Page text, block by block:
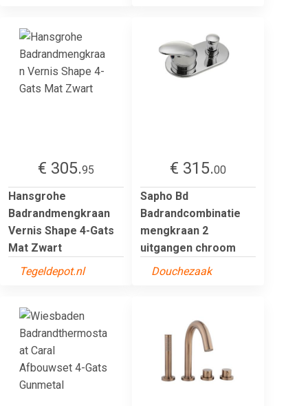
€ 305.95
Hansgrohe
Badrandmengkraan
Vernis Shape 4-Gats
Mat Zwart
Tegeldepot.nl
€ 315.00
Sapho Bd
Badrandcombinatie
mengkraan 2
uitgangen chroom
Douchezaak